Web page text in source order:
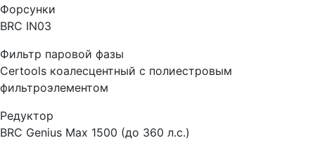
Форсунки
BRC IN03
Фильтр паровой фазы
Certools коалесцентный с полиестровым
фильтроэлементом
Редуктор
BRC Genius Max 1500 (до 360 л.с.)